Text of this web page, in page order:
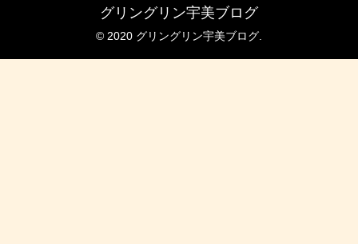
グリングリン宇美ブログ
© 2020 グリングリン宇美ブログ.